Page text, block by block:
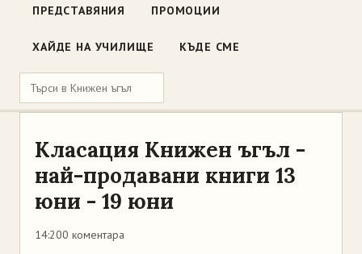
ПРЕДСТАВЯНИЯ ПРОМОЦИИ
ХАЙДЕ НА УЧИЛИЩЕ КЪДЕ СМЕ
Класация Книжен ъгъл -
най-продавани книги 13
юни - 19 юни
14:200 коментара